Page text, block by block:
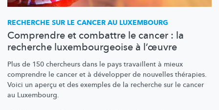
RECHERCHE SUR LE CANCER AU LUXEMBOURG
Comprendre et combattre le cancer : la
recherche luxembourgeoise à l’œuvre
Plus de 150 chercheurs dans le pays travaillent à mieux
comprendre le cancer et à développer de nouvelles thérapies.
Voici un aperçu et des exemples de la recherche sur le cancer
au Luxembourg.